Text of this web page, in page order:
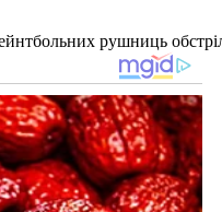
рушниць